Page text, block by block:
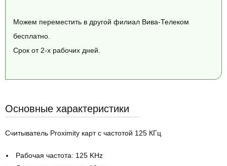
Можем переместить в другой филиал Вива-Телеком
бесплатно.
Срок от 2-х рабочих дней.
Основные характеристики
Считыватель Proximity карт с частотой 125 КГц
Рабочая частота: 125 KHz